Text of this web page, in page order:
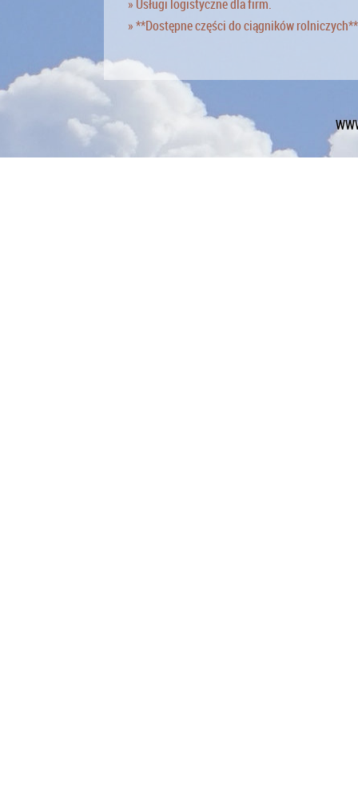
» Usługi logistyczne dla firm.
» **Dostępne części do ciągników rolniczych**